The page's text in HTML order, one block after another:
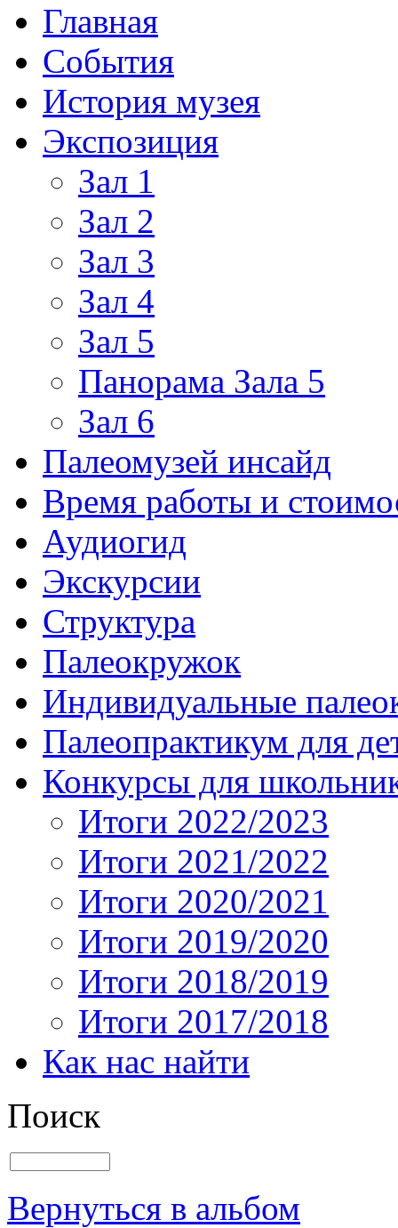
Главная
События
История музея
Экспозиция
Зал 1
Зал 2
Зал 3
Зал 4
Зал 5
Панорама Зала 5
Зал 6
Палеомузей инсайд
Время работы и
Аудиогид
Экскурсии
Структура
Палеокружок
Индивидуальные
Палеопрактикум для
Конкурсы для
Итоги 2022/2023
Итоги 2021/2022
Итоги 2020/2021
Итоги 2019/2020
Итоги 2018/2019
Итоги 2017/2018
Как нас найти
Поиск
Вернуться в альбом